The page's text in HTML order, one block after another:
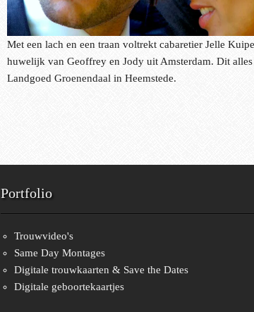
Met een lach en een traan voltrekt cabaretier Jelle
huwelijk van Geoffrey en Jody uit Amsterdam. Dit alles
Landgoed Groenendaal in Heemstede.
Portfolio
Trouwvideo's
Same Day Montages
Digitale trouwkaarten & Save the Dates
Digitale geboortekaartjes